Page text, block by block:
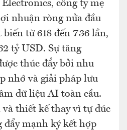
Electronics, công ty mẹ
nhuận ròng nửa đầu
từ 618 đến 736 lần,
tỷ USD. Sự tăng
thúc đẩy bởi nhu
nhớ và giải pháp lưu
dữ liệu AI toàn cầu.
thiết kế thay vì tự đúc
đẩy mạnh ký kết hợp